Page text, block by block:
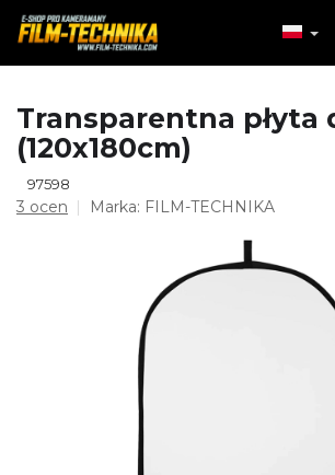
treści
Transparentna płyta
(120x180cm)
97598
Średnia
3 ocen Marka: FILM-TECHNIKA